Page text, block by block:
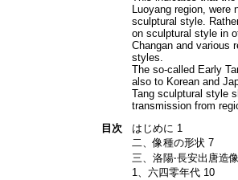
Luoyang region,
sculptural style.
on sculptural style in
Changan and various
styles.
The so-called Early
also to Korean and
Tang sculptural style
transmission from
目次
はじめに 1
二、像種の形状 7
三、洛陽‧長安出唐造
1、六四零年代 10